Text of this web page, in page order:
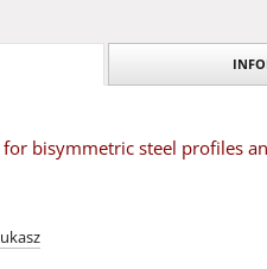
bisymmetric steel profiles